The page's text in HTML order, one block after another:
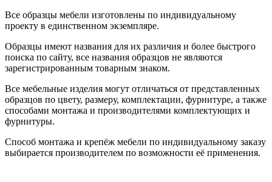
Все образцы мебели изготовлены по индивидуальному
проекту в единственном экземпляре.
Образцы имеют названия для их различия и более быстрого
поиска по сайту, все названия образцов не являются
зарегистрированным товарным знаком.
Все мебельные изделия могут отличаться от представленных
образцов по цвету, размеру, комплектации, фурнитуре, а также
способами монтажа и производителями комплектующих и
фурнитуры.
Способ монтажа и крепёж мебели по индивидуальному заказу
выбирается производителем по возможности её применения.